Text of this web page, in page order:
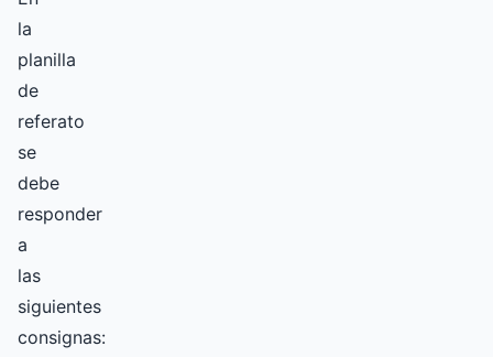
la
planilla
de
referato
se
debe
responder
a
las
siguientes
consignas: